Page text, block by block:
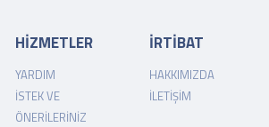
HİZMETLER
YARDIM
İSTEK VE
ÖNERILERINIZ
İRTİBAT
HAKKIMIZDA
İLETIŞIM